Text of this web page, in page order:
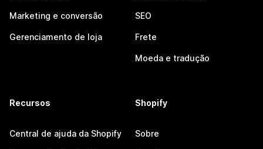
Marketing e conversão
Gerenciamento de loja
SEO
Frete
Moeda e tradução
Recursos
Central de ajuda da Shopify
Shopify
Sobre